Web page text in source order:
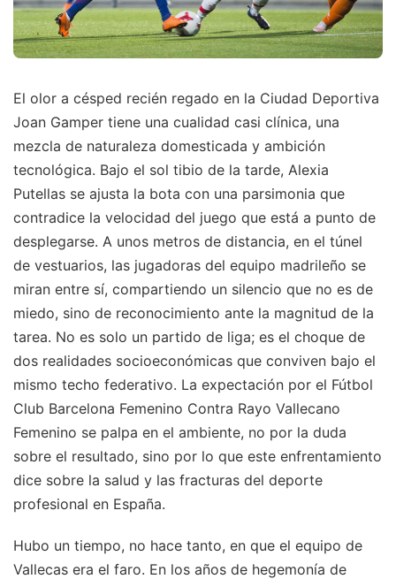
El olor a césped recién regado en la Ciudad Deportiva
Joan Gamper tiene una cualidad casi clínica, una
mezcla de naturaleza domesticada y ambición
tecnológica. Bajo el sol tibio de la tarde, Alexia
Putellas se ajusta la bota con una parsimonia que
contradice la velocidad del juego que está a punto de
desplegarse. A unos metros de distancia, en el túnel
de vestuarios, las jugadoras del equipo madrileño se
miran entre sí, compartiendo un silencio que no es de
miedo, sino de reconocimiento ante la magnitud de la
tarea. No es solo un partido de liga; es el choque de
dos realidades socioeconómicas que conviven bajo el
mismo techo federativo. La expectación por el Fútbol
Club Barcelona Femenino Contra Rayo Vallecano
Femenino se palpa en el ambiente, no por la duda
sobre el resultado, sino por lo que este enfrentamiento
dice sobre la salud y las fracturas del deporte
profesional en España.
Hubo un tiempo, no hace tanto, en que el equipo de
Vallecas era el faro. En los años de hegemonía de